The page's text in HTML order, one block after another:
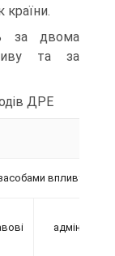
країни.
за двома
та за
ДРЕ
впливу